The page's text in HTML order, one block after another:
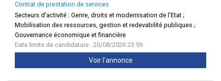
Contrat de prestation de services
Secteurs d'activité : Genre, droits et modernisation de l'Etat ;
Mobilisation des ressources, gestion et redevabilité publiques ;
Gouvernance économique et financière
Date limite de candidature : 20/08/2026 23:59
Voir l'annonce